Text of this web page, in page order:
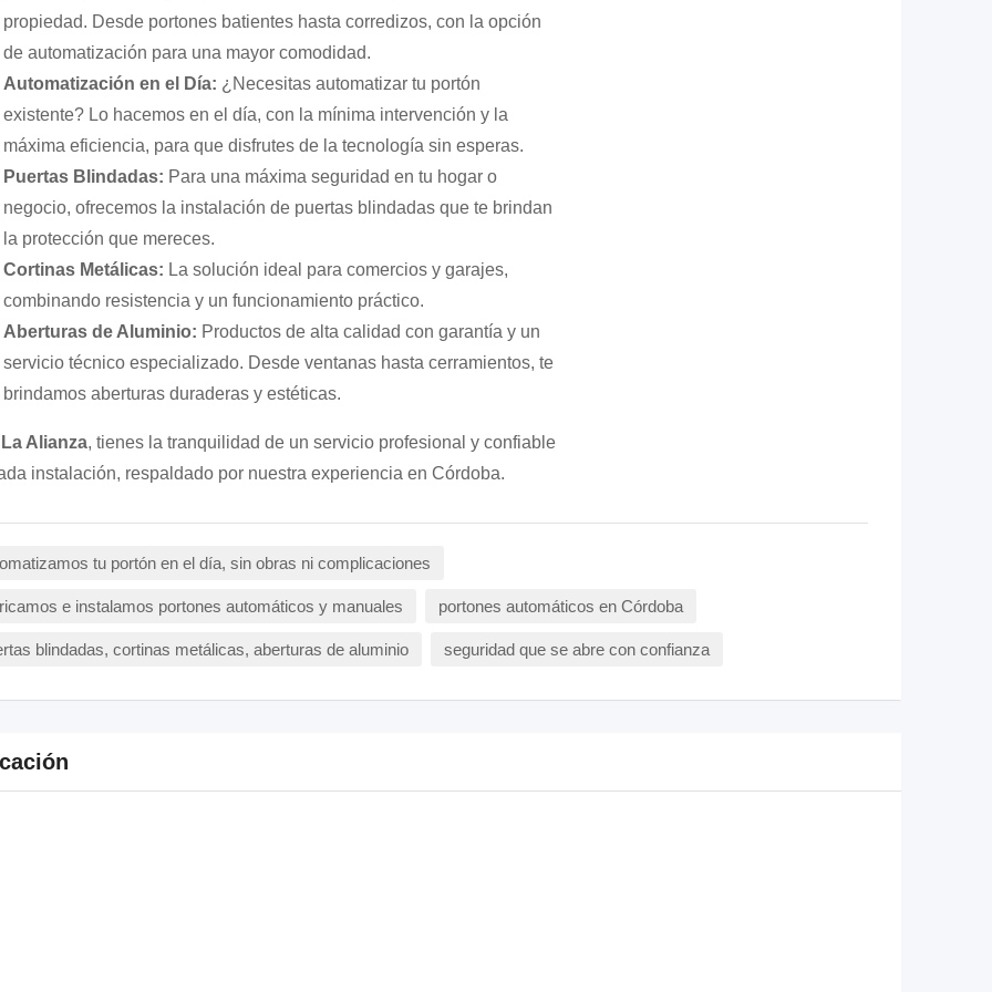
propiedad. Desde portones batientes hasta corredizos, con la opción
de automatización para una mayor comodidad.
Automatización en el Día: ¿Necesitas automatizar tu portón
existente? Lo hacemos en el día, con la mínima intervención y la
máxima eficiencia, para que disfrutes de la tecnología sin esperas.
Puertas Blindadas: Para una máxima seguridad en tu hogar o
negocio, ofrecemos la instalación de puertas blindadas que te brindan
la protección que mereces.
Cortinas Metálicas: La solución ideal para comercios y garajes,
combinando resistencia y un funcionamiento práctico.
Aberturas de Aluminio: Productos de alta calidad con garantía y un
servicio técnico especializado. Desde ventanas hasta cerramientos, te
brindamos aberturas duraderas y estéticas.
La Alianza, tienes la tranquilidad de un servicio profesional y confiable
instalación, respaldado por nuestra experiencia en Córdoba.
tu portón en el día, sin obras ni complicaciones
e instalamos portones automáticos y manuales portones automáticos en Córdoba
blindadas, cortinas metálicas, aberturas de aluminio seguridad que se abre con confianza